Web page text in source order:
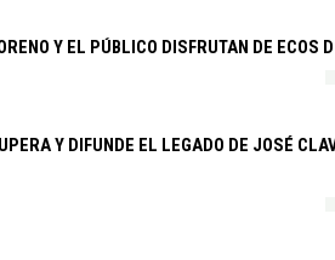
Y EL PÚBLICO DISFRUTAN DE ECOS
Y DIFUNDE EL LEGADO DE JOSÉ